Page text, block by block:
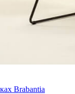
Brabantia